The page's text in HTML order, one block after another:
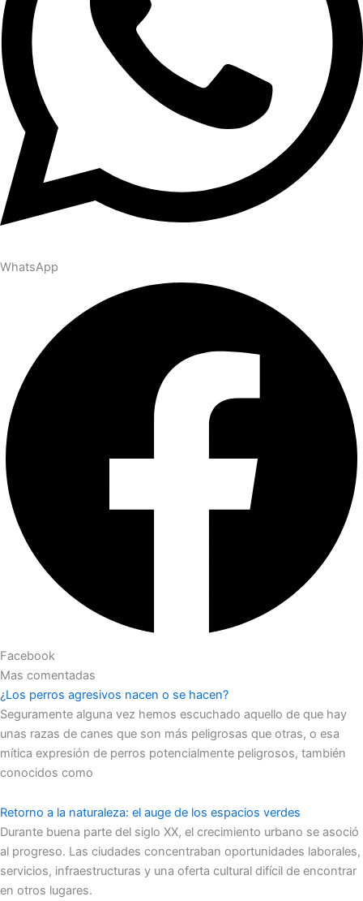
WhatsApp
Facebook
Mas comentadas
¿Los perros agresivos nacen o se hacen?
Seguramente alguna vez hemos escuchado aquello de que hay
unas razas de canes que son más peligrosas que otras, o esa
mítica expresión de perros potencialmente peligrosos, también
conocidos como
Retorno a la naturaleza: el auge de los espacios verdes
Durante buena parte del siglo XX, el crecimiento urbano se asoció
al progreso. Las ciudades concentraban oportunidades laborales,
servicios, infraestructuras y una oferta cultural difícil de encontrar
en otros lugares.